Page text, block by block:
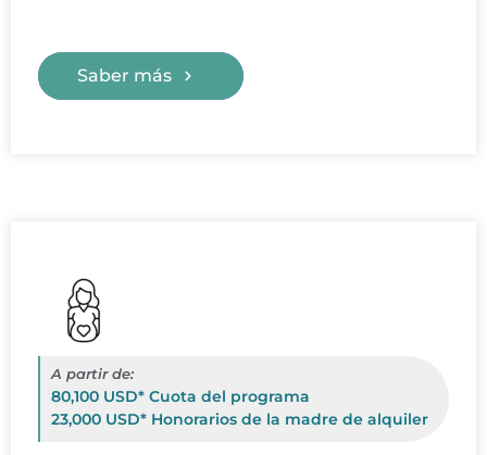
Saber más
A partir de:
80,100 USD* Cuota del programa
23,000 USD* Honorarios de la madre de alquiler